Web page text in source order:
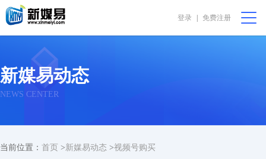
登录 免费注册
会员中心
首页
直播助农
新媒易动态
NEWS CENTER
当前位置： 首页 >新媒易动态 >视频号购买